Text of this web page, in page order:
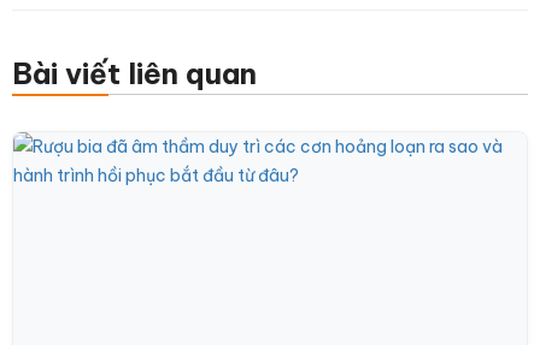
Bài viết liên quan